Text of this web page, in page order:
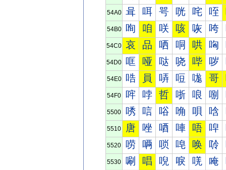
54A0 咠 咡 咢 咣 咤 咥
54B0 咰 咱 咲 咳 咴 咵
54C0 哀 品 哂 哃 哄 哅
54D0 哐 哑 哒 哓 哔 哕
54E0 哠 員 哢 哣 哤 哥
54F0 哰 哱 哲 哳 哴 哵
5500 唀 唁 唂 唃 唄 唅
5510 唐 唑 唒 唓 唔 唕
5520 唠 唡 唢 唣 唤 唥
5530 唰 唱 唲 唳 唴 唵